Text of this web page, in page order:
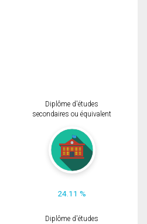
Diplôme d'études
secondaires ou équivalent
24.11 %
Diplôme d'études